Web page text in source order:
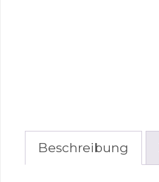
Beschreibung